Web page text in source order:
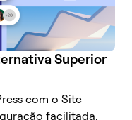
Superior
com o Site
facilitada,